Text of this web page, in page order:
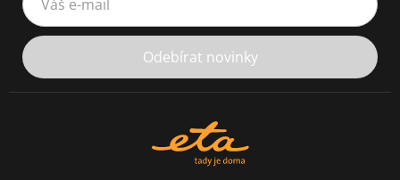
Odebírat novinky